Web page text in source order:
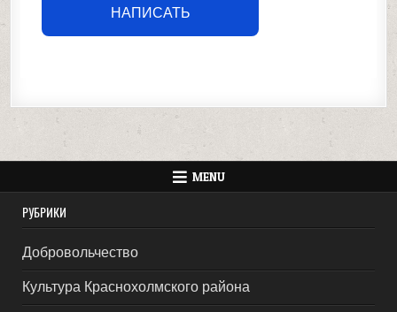
НАПИСАТЬ
MENU
РУБРИКИ
Добровольчество
Культура Краснохолмского района